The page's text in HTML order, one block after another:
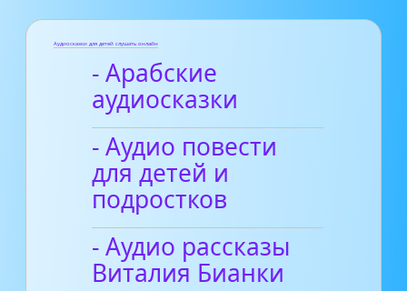
Аудиосказки для детей слушать онлайн
- Арабские
аудиосказки
- Аудио повести
для детей и
подростков
- Аудио рассказы
Виталия Бианки